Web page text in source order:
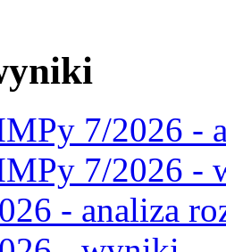
7/2026 -
7/2026 -
- analiza